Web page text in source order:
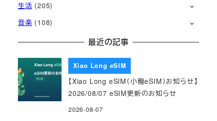
生活 (205)
音楽 (108)
最近の記事
Xiao Long eSIM
【Xiao Long eSIM（小龍eSIM）お知らせ】
2026/08/07 eSIM更新のお知らせ
2026-08-07